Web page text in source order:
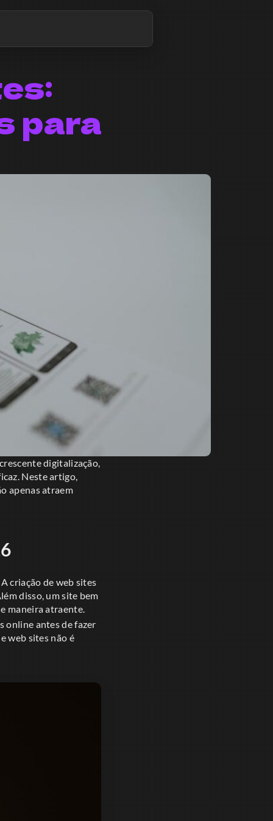
para
digitalização,
Neste artigo,
apenas atraem
criação de web sites
disso, um site bem
maneira atraente.
online antes de fazer
web sites não é